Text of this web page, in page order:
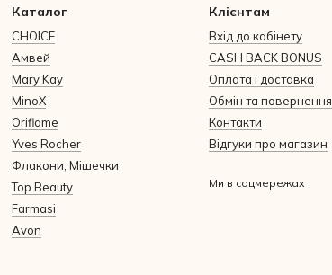
Каталог
CHOICE
Амвей
Mary Kay
MinoX
Oriflame
Yves Rocher
Флакони, Мішечки
Top Beauty
Farmasi
Avon
Клієнтам
Вхід до кабінету
CASH BACK BONUS
Оплата і доставка
Обмін та повернення
Контакти
Відгуки про магазин
Ми в соцмережах